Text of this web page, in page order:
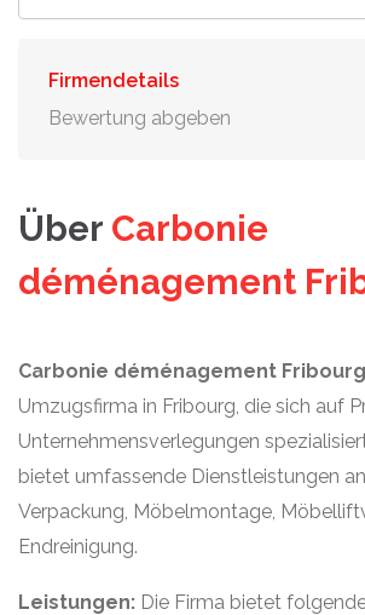
Firmendetails
Bewertung abgeben
Über Carbonie
déménagement
Carbonie déménagement Fribourg
Umzugsfirma in Fribourg, die sich auf
Unternehmensverlegungen
bietet umfassende Dienstleistungen
Verpackung, Möbelmontage,
Endreinigung.
Leistungen: Die Firma bietet